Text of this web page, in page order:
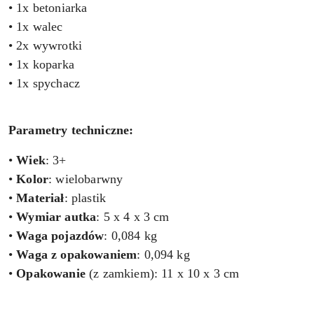
• 1x betoniarka
• 1x walec
• 2x wywrotki
• 1x koparka
• 1x spychacz
Parametry techniczne:
•Wiek: 3+
•Kolor: wielobarwny
•Materiał: plastik
•Wymiar autka: 5 x 4 x 3 cm
•Waga pojazdów: 0,084 kg
•Waga z opakowaniem: 0,094 kg
• Opakowanie(z zamkiem): 11 x 10 x 3 cm